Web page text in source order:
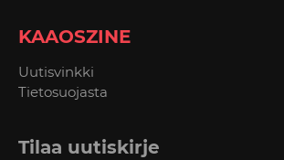
KAAOSZINE
Uutisvinkki
Tietosuojasta
Tilaa uutiskirje